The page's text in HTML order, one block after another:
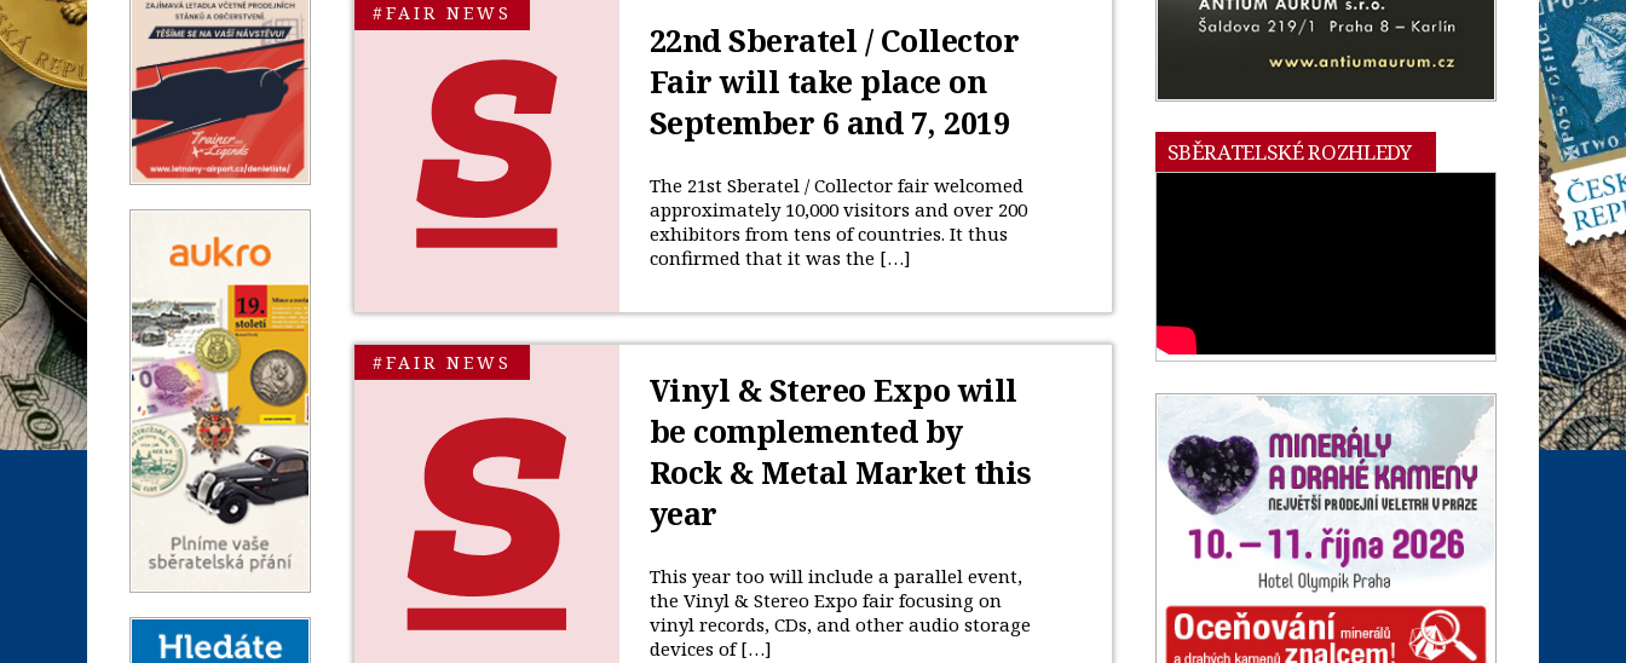
#FAIR NEWS
22nd Sberatel / Collector
Fair will take place on
September 6 and 7, 2019
The 21st Sberatel / Collector fair welcomed
approximately 10,000 visitors and over 200
exhibitors from tens of countries. It thus
confirmed that it was the […]
#FAIR NEWS
Vinyl & Stereo Expo will
be complemented by
Rock & Metal Market this
year
This year too will include a parallel event,
the Vinyl & Stereo Expo fair focusing on
vinyl records, CDs, and other audio storage
devices of […]
SBĚRATELSKÉ ROZHLEDY